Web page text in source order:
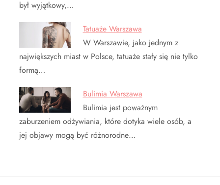
był wyjątkowy,…
Tatuaże Warszawa
W Warszawie, jako jednym z
największych miast w Polsce, tatuaże stały się nie tylko
formą…
Bulimia Warszawa
Bulimia jest poważnym
zaburzeniem odżywiania, które dotyka wiele osób, a
jej objawy mogą być różnorodne…